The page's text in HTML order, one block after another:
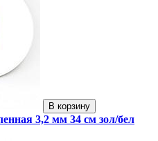
В корзину
3,2 мм 34 см зол/бел